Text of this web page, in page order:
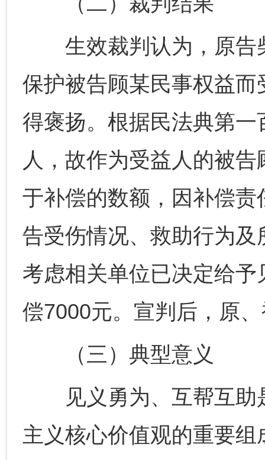
生效裁判认为，原告
保护被告顾某民事权益
得褒扬。根据民法典第
人，故作为受益人的被
于补偿的数额，因补偿
告受伤情况、救助行为
考虑相关单位已决定给
偿7000元。宣判后，原
（三）典型意义
见义勇为、互帮互助
主义核心价值观的重要